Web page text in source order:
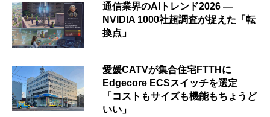
通信業界のAIトレンド2026 ―
NVIDIA 1000社超調査が捉えた「転
換点」
愛媛CATVが集合住宅FTTHに
Edgecore ECSスイッチを選定
「コストもサイズも機能もちょうど
いい」